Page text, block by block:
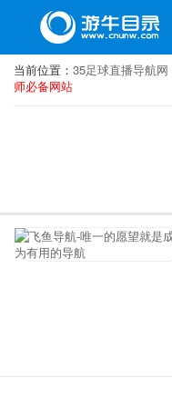
当前位置： 35足球直播导航网
师必备网站